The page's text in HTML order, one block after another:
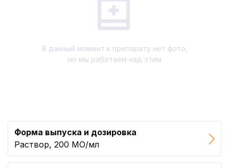
В данный момент к препарату нет фото,
но мы работаем над этим
Форма выпуска и дозировка
Раствор, 200 МО/мл